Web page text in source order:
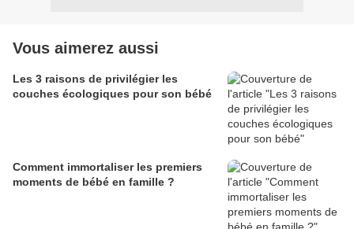
Vous aimerez aussi
Les 3 raisons de privilégier les
couches écologiques pour son bébé
Comment immortaliser les premiers
moments de bébé en famille ?